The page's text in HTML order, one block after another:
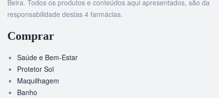
Beira. Todos os produtos e conteúdos aqui apresentados, são da
responsabilidade destas 4 farmácias.
Comprar
Saúde e Bem-Estar
Protetor Sol
Maquilhagem
Banho